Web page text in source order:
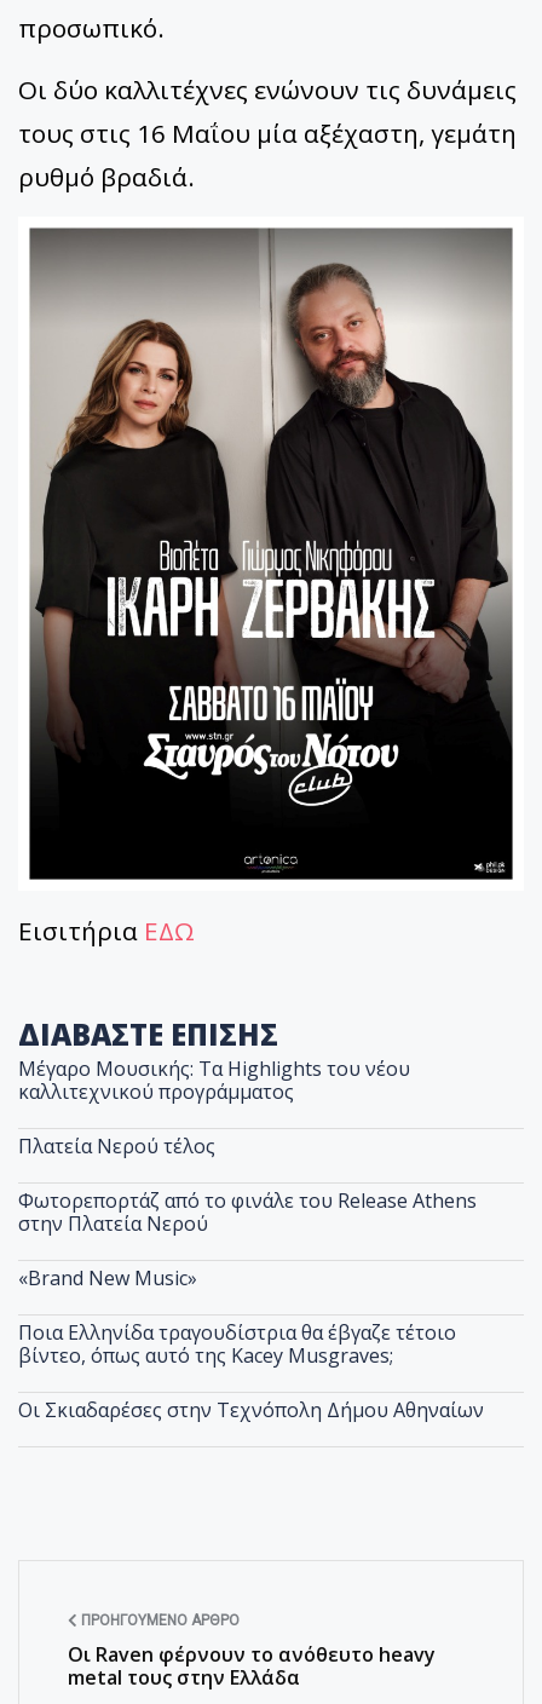
προσωπικό.
Οι δύο καλλιτέχνες ενώνουν τις δυνάμεις
τους στις 16 Μαΐου μία αξέχαστη, γεμάτη
ρυθμό βραδιά.
Εισιτήρια ΕΔΩ
ΔΙΑΒΑΣΤΕ ΕΠΙΣΗΣ
Μέγαρο Μουσικής: Τα Highlights του νέου
καλλιτεχνικού προγράμματος
Πλατεία Νερού τέλος
Φωτορεπορτάζ από το φινάλε του Release Athens
στην Πλατεία Νερού
«Brand New Music»
Ποια Ελληνίδα τραγουδίστρια θα έβγαζε τέτοιο
βίντεο, όπως αυτό της Kacey Musgraves;
Οι Σκιαδαρέσες στην Τεχνόπολη Δήμου Αθηναίων
ΠΡΟΗΓΟΎΜΕΝΟ ΆΡΘΡΟ
Οι Raven φέρνουν το ανόθευτο heavy
metal τους στην Ελλάδα